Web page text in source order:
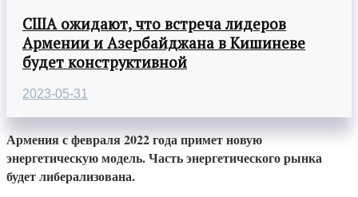
США ожидают, что встреча лидеров
Армении и Азербайджана в Кишиневе
будет конструктивной
2023-05-31
Армения с февраля 2022 года примет новую
энергетическую модель. Часть энергетического рынка
будет либерализована.